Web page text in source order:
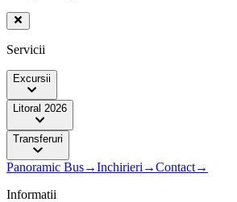
Servicii
Excursii
Litoral 2026
Transferuri
Panoramic Bus→Inchirieri →Contact→
Informatii